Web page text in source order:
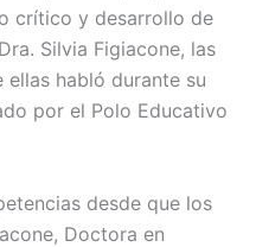
crítico y desarrollo de
Silvia Figiacone, las
habló durante su
por el Polo Educativo
desde que los
Doctora en